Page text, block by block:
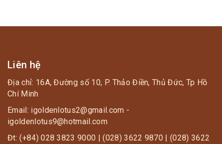
Liên hệ
Địa chỉ: 16A, Đường số 10, P. Thảo Điền, Thủ Đức, Tp Hồ
Chí Minh
Email: igoldenlotus2@gmail.com -
igoldenlotus9@hotmail.com
Đt: (+84) 028 3823 9000 | (028) 3622 9870 | (028) 3622